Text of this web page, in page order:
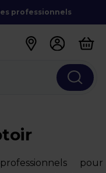
professionnels
pour